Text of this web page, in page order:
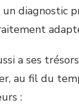
diagnostic
a ses
au fil du
: